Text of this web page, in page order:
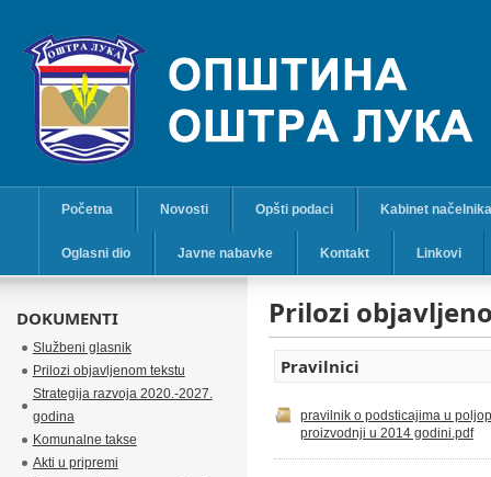
Početna Novosti Opšti podaci Kabinet načelnika
Oglasni dio Javne nabavke Kontakt Linkovi
Prilozi
Pravilnici
pravilnik o podsticajima u
proizvodnji u 2014 godini.pdf
DOKUMENTI
Službeni glasnik
Prilozi objavljenom tekstu
Strategija razvoja 2020.-2027.
godina
Komunalne takse
Akti u pripremi